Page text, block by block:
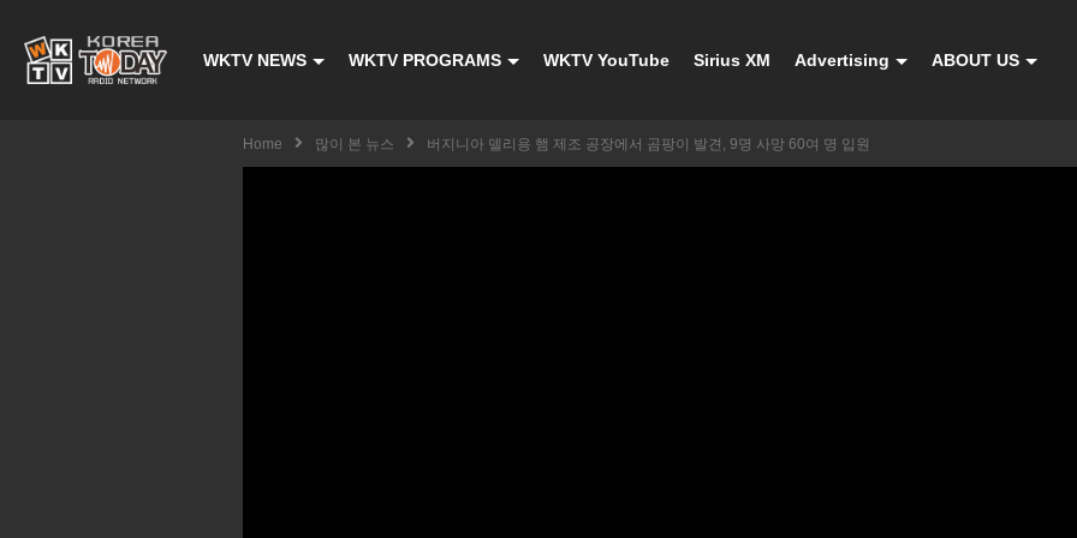
WKTV NEWS WKTV PROGRAMS WKTV YouTube Sirius XM Advertising ABOUT US
Home 많이 본 뉴스 버지니아 델리용 햄 제조 공장에서 곰팡이 발견, 9명 사망 60여 명 입원